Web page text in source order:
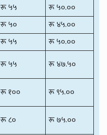
रू ५५
रू ५०.००
रू ५०
रू ४५.००
रू ५५
रू ५०.००
रू ५५
रू ४७.५०
रू १००
रू ९५.००
रू ८०
रू ७५.००